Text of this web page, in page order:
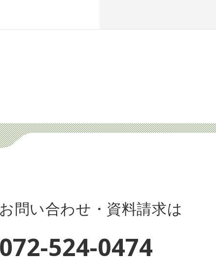
お問い合わせ・資料請求は
072-524-0474